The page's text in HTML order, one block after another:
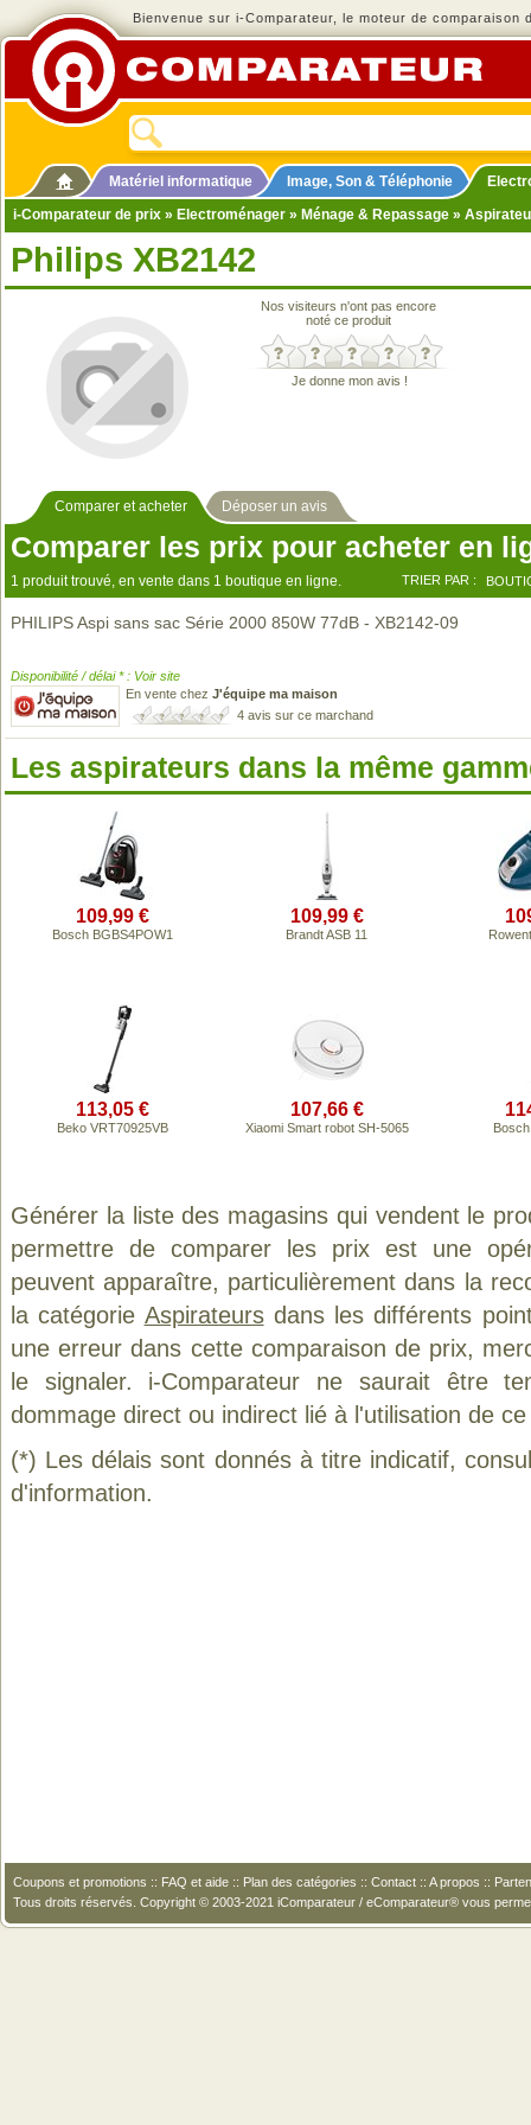
Bienvenue sur i-Comparateur, le moteur de comparaison
Matériel informatique Image, Son & Téléphonie
i-Comparateur de prix » Electroménager » Ménage & Repassage »
Philips XB2142
Nos visiteurs n'ont pas encore
noté ce produit
Je donne mon avis !
Comparer et acheter Déposer un avis
Comparer les prix pour acheter en
1 produit trouvé, en vente dans 1 boutique en ligne. TRIER PAR :
PHILIPS Aspi sans sac Série 2000 850W 77dB - XB2142-09
Disponibilité / délai * : Voir site
En vente chez J'équipe ma maison
4 avis sur ce marchand
Les aspirateurs dans la même
109,99 €
Bosch BGBS4POW1
109,99 €
Brandt ASB 11
113,05 €
Beko VRT70925VB
107,66 €
Xiaomi Smart robot SH-5065
Générer la liste des magasins qui vendent le
permettre de comparer les prix est une
peuvent apparaître, particulièrement dans la
la catégorie Aspirateursdans les différents
une erreur dans cette comparaison de prix,
le signaler. i-Comparateur ne saurait être
dommage direct ou indirect lié à l'utilisation de
(*) Les délais sont donnés à titre indicatif,
d'information.
Coupons et promotions :: FAQ et aide :: Plan des catégories :: Contact :: A propos ::
Tous droits réservés. Copyright © 2003-2021 iComparateur / eComparateur® vous